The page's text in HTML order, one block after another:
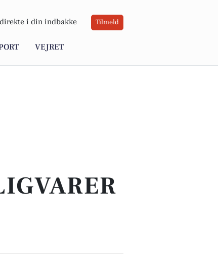
direkte i din indbakke Tilmeld
VEJRET